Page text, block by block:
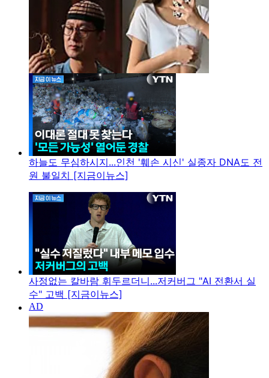
하늘도 무심하시지...인천 '훼손 시신' 실종자 DNA도 전
원 불일치 [지금이뉴스]
사정없는 칼바람 휘두르더니...저커버그 "AI 전환서 실
수" 고백 [지금이뉴스]